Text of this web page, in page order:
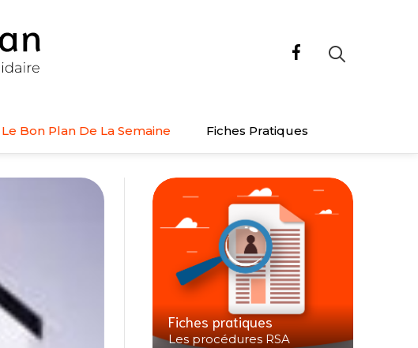
Le Bon Plan De La Semaine Fiches Pratiques
Fiches pratiques
Les procédures RSA